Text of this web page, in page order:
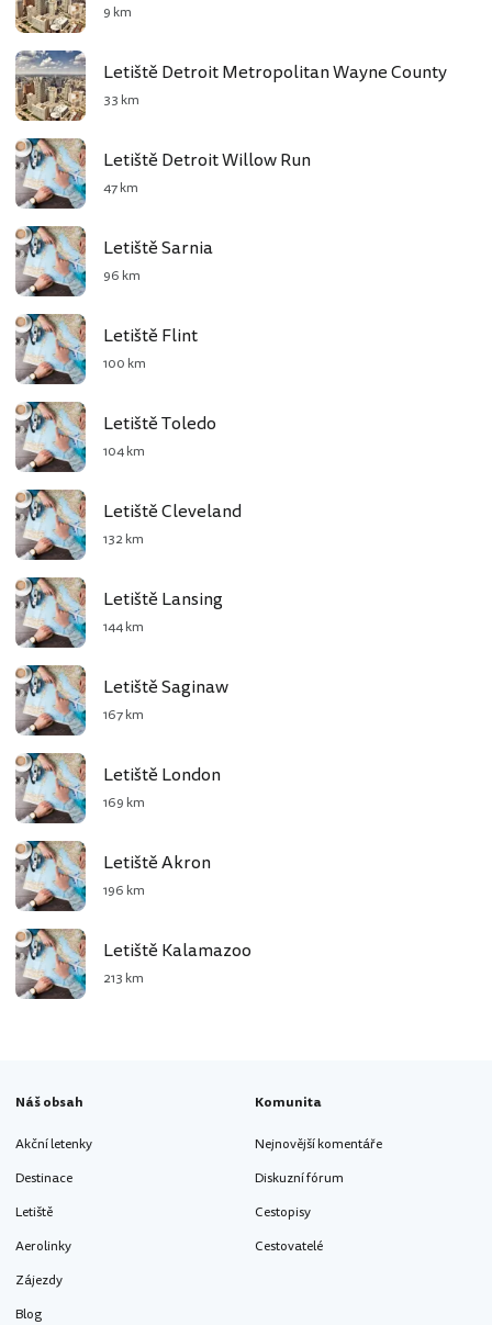
9 km
Letiště Detroit Metropolitan Wayne County
33 km
Letiště Detroit Willow Run
47 km
Letiště Sarnia
96 km
Letiště Flint
100 km
Letiště Toledo
104 km
Letiště Cleveland
132 km
Letiště Lansing
144 km
Letiště Saginaw
167 km
Letiště London
169 km
Letiště Akron
196 km
Letiště Kalamazoo
213 km
Náš obsah
Akční letenky
Destinace
Letiště
Aerolinky
Zájezdy
Blog
Komunita
Nejnovější komentáře
Diskuzní fórum
Cestopisy
Cestovatelé